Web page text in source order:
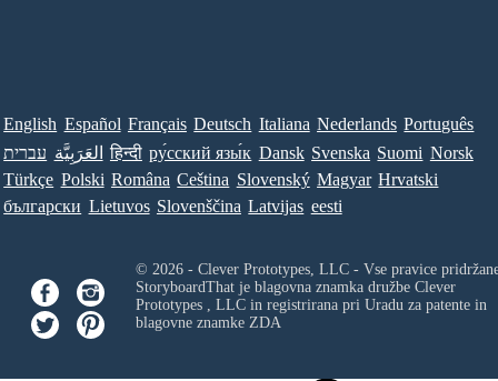
English Español Français Deutsch Italiana Nederlands Português
עברית العَرَبِيَّة हिन्दी ру́сский язы́к Dansk Svenska Suomi Norsk
Türkçe Polski Româna Ceština Slovenský Magyar Hrvatski
български Lietuvos Slovenščina Latvijas eesti
© 2026 - Clever Prototypes, LLC - Vse pravice
StoryboardThat je blagovna znamka družbe Clever
Prototypes , LLCin registrirana pri Uradu za patente in
blagovne znamke ZDA